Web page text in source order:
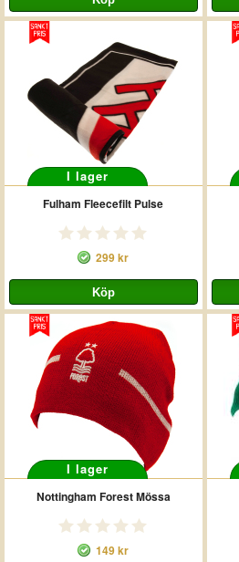
I lager
Fulham Fleecefilt Pulse
299 kr
I lager
Nottingham Forest Mössa
149 kr